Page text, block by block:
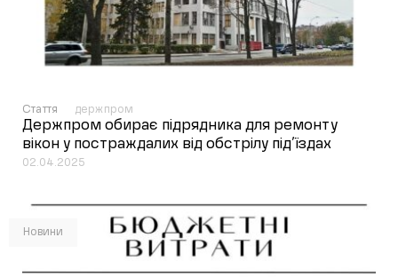
Стаття держпром
Держпром обирає підрядника для ремонту
вікон у постраждалих від обстрілу під’їздах
02.04.2025
Новини